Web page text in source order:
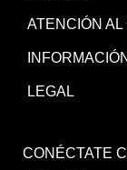
ATENCIÓN AL
INFORMACIÓN
LEGAL
CONÉCTATE